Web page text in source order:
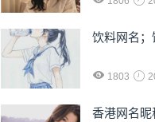
饮料网名；
1803
香港网名昵